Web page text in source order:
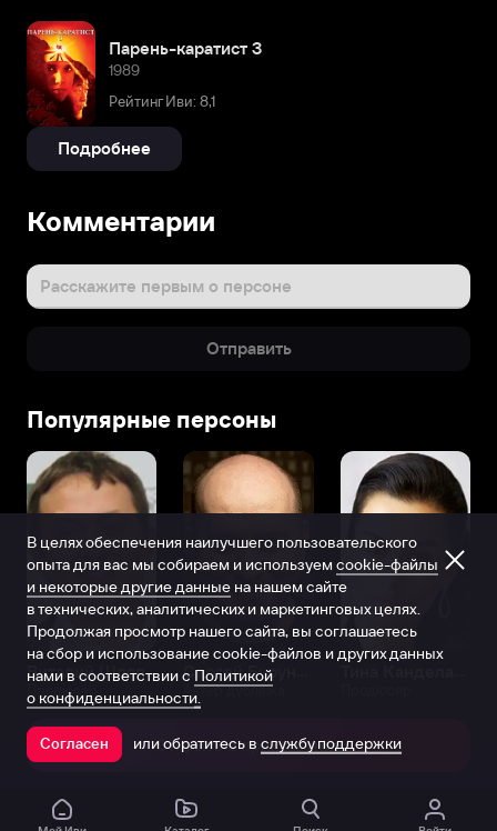
Парень-каратист 3
1989
Рейтинг Иви: 8,1
Подробнее
Комментарии
Расскажите первым о персоне
Отправить
Популярные персоны
Виталий Шляппо
Продюсер Актёр дубляжа
Открыть в приложении
В целях обеспечения наилучшего пользовательского
опыта для вас мы собираем и используем cookie-файлы
и некоторые другие данные на нашем сайте
в технических, аналитических и маркетинговых целях.
Продолжая просмотр нашего сайта, вы соглашаетесь
на сбор и использование cookie-файлов и других данных
нами в соответствии с Политикой
о конфиденциальности.
Согласен или обратитесь в службу поддержки